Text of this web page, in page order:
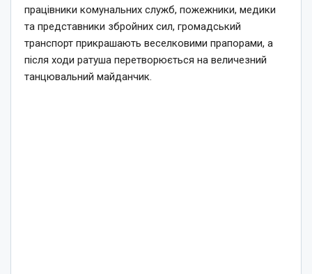
працівники комунальних служб, пожежники, медики
та представники збройних сил, громадський
транспорт прикрашають веселковими прапорами, а
після ходи ратуша перетворюється на величезний
танцювальний майданчик.